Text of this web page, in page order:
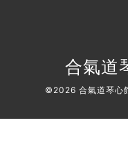
合氣道
©2026 合氣道琴心